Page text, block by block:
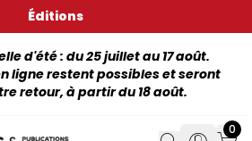
Éditions
d'été : du 25 juillet au 17 août.
ligne restent possibles et seront
retour, à partir du 18 août.
0